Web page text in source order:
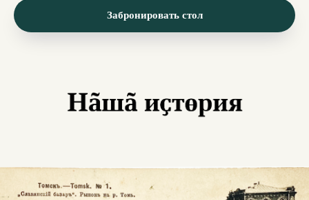
Забронировать стол